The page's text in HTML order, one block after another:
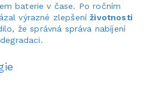
baterie v čase. Po ročním
výrazné zlepšeníživotnosti
že správná správa nabíjení